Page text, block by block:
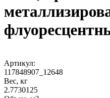
Артикул:
117848907_12648
Вес, кг
2.7730125